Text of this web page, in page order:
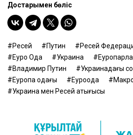
Достарыңмен бөліс
Ресей Путин Ресей
Еуро Одақ
Украина
Владимир Путин
Украинадағы
Еуропа одағы
Еуроодақ
Украина мен Ресей қақтығысы